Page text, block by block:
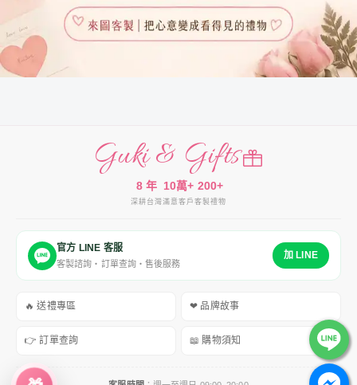
Guki & Gifts
8 年
深耕台灣
10萬+
滿意客戶
200+
客製禮物
官方 LINE 客服
客製諮詢・訂單查詢・售後服務
加 LINE
🔥 送禮專區 ❤ 品牌故事
👉 訂單查詢 📖 購物須知